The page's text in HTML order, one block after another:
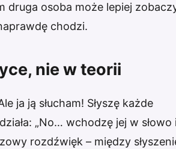
druga osoba może lepiej
chodzi.
nie w teorii
ja ją słucham! Słyszę każde
„No… wchodzę jej w słowo
rozdźwięk – między